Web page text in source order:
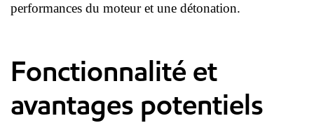
performances du moteur et une détonation.
Fonctionnalité et
avantages potentiels